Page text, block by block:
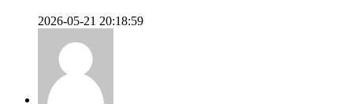
2026-05-21 20:18:59